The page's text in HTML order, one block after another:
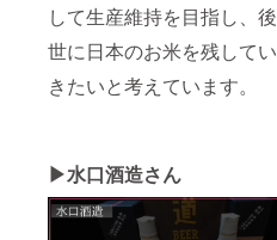
して生産維持を目指し、後
世に日本のお米を残してい
きたいと考えています。
▶︎水口酒造さん